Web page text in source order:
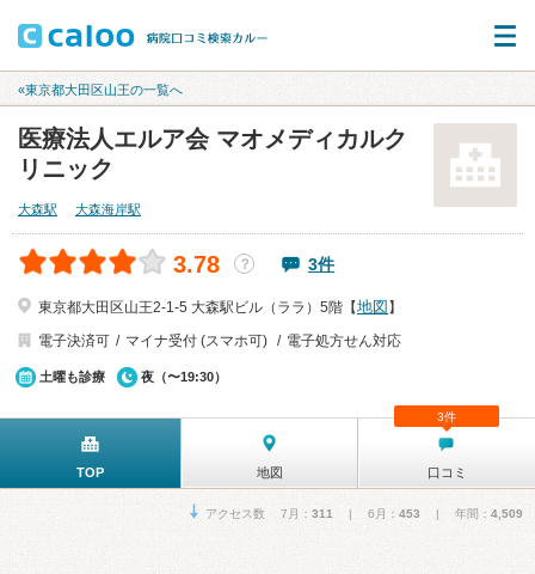
«東京都大田区山王の一覧へ
医療法人エルア会 マオメディカルク
リニック
大森駅 大森海岸駅
3.78 ？ 3件
東京都大田区山王2-1-5 大森駅ビル（ララ）5階【地図 】
電子決済可
マイナ受付 (スマホ可) 電子処方せん対応
土曜も診療 夜（〜19:30）
TOP 地図 口コミ
3件
アクセス数 7月： 311 | 6月： 453 | 年間： 4,509